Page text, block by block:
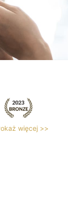
więcej >>